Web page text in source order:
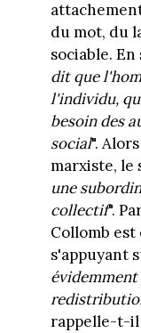
du mot, du
sociable.
dit que
l'individu,
besoin des
social".
marxiste, le
une
collectif".
Collomb
s'appuyant
évidemment
rappelle-t-il